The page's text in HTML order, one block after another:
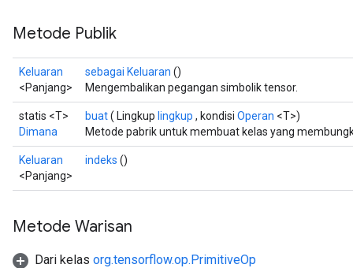
Metode Publik
Keluaran
<Panjang>
sebagai Keluaran ()
Mengembalikan pegangan simbolik tensor.
statis <T>
Dimana
buat( Lingkup lingkup , kondisi Operan <T>)
Metode pabrik untuk membuat kelas yang
Keluaran
<Panjang>
indeks ()
Metode Warisan
Dari kelas org.tensorflow.op.PrimitiveOp